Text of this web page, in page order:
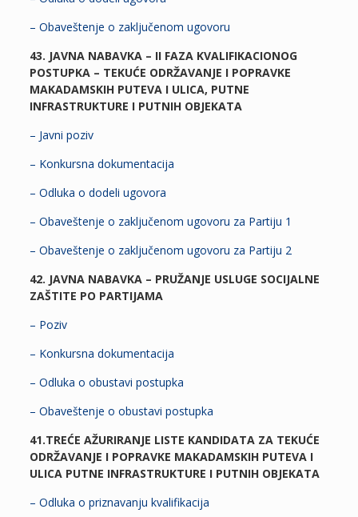
– Obaveštenje o zaključenom ugovoru
43. JAVNA NABAVKA – II FAZA KVALIFIKACIONOG
POSTUPKA – TEKUĆE ODRŽAVANJE I POPRAVKE
MAKADAMSKIH PUTEVA I ULICA, PUTNE
INFRASTRUKTURE I PUTNIH OBJEKATA
– Javni poziv
– Konkursna dokumentacija
– Odluka o dodeli ugovora
– Obaveštenje o zaključenom ugovoru za Partiju 1
– Obaveštenje o zaključenom ugovoru za Partiju 2
42. JAVNA NABAVKA – PRUŽANJE USLUGE SOCIJALNE
ZAŠTITE PO PARTIJAMA
– Poziv
– Konkursna dokumentacija
– Odluka o obustavi postupka
– Obaveštenje o obustavi postupka
41.TREĆE AŽURIRANJE LISTE KANDIDATA ZA TEKUĆE
ODRŽAVANJE I POPRAVKE MAKADAMSKIH PUTEVA I
ULICA PUTNE INFRASTRUKTURE I PUTNIH OBJEKATA
– Odluka o priznavanju kvalifikacija